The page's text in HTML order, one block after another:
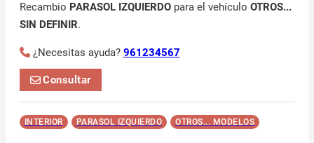
Recambio PARASOL IZQUIERDOpara el vehículo OTROS...
SIN DEFINIR.
¿Necesitas ayuda? 961234567
Consultar
INTERIOR PARASOL IZQUIERDO OTROS... MODELOS